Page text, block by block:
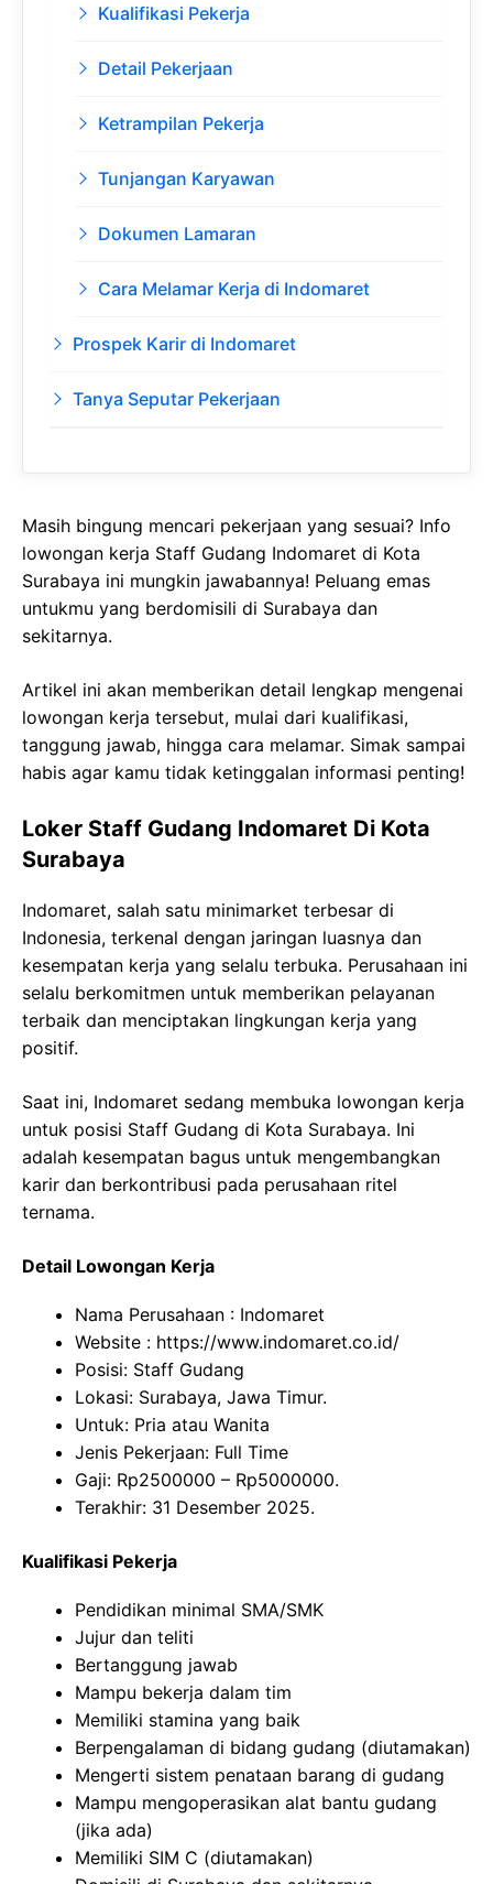
Kualifikasi Pekerja
Detail Pekerjaan
Ketrampilan Pekerja
Tunjangan Karyawan
Dokumen Lamaran
Cara Melamar Kerja di Indomaret
Prospek Karir di Indomaret
Tanya Seputar Pekerjaan
Masih bingung mencari pekerjaan yang sesuai? Info
lowongan kerja Staff Gudang Indomaret di Kota
Surabaya ini mungkin jawabannya! Peluang emas
untukmu yang berdomisili di Surabaya dan
sekitarnya.
Artikel ini akan memberikan detail lengkap mengenai
lowongan kerja tersebut, mulai dari kualifikasi,
tanggung jawab, hingga cara melamar. Simak sampai
habis agar kamu tidak ketinggalan informasi penting!
Loker Staff Gudang Indomaret Di Kota
Surabaya
Indomaret, salah satu minimarket terbesar di
Indonesia, terkenal dengan jaringan luasnya dan
kesempatan kerja yang selalu terbuka. Perusahaan ini
selalu berkomitmen untuk memberikan pelayanan
terbaik dan menciptakan lingkungan kerja yang
positif.
Saat ini, Indomaret sedang membuka lowongan kerja
untuk posisi Staff Gudang di Kota Surabaya. Ini
adalah kesempatan bagus untuk mengembangkan
karir dan berkontribusi pada perusahaan ritel
ternama.
Detail Lowongan Kerja
Nama Perusahaan : Indomaret
Website : https://www.indomaret.co.id/
Posisi: Staff Gudang
Lokasi: Surabaya, Jawa Timur.
Untuk: Pria atau Wanita
Jenis Pekerjaan: Full Time
Gaji: Rp2500000 – Rp5000000.
Terakhir: 31 Desember 2025.
Kualifikasi Pekerja
Pendidikan minimal SMA/SMK
Jujur dan teliti
Bertanggung jawab
Mampu bekerja dalam tim
Memiliki stamina yang baik
Berpengalaman di bidang gudang (diutamakan)
Mengerti sistem penataan barang di gudang
Mampu mengoperasikan alat bantu gudang
(jika ada)
Memiliki SIM C (diutamakan)